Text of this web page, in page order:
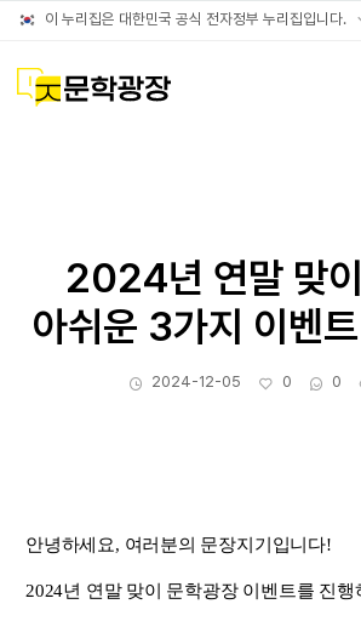
이 누리집은 대한민국 공식 전자정부 누리집입니다.
문학광장
(대표)
2024년 연말 맞
아쉬운 3가지 이벤
작성일
2024-12-05 좋아요
0 댓글
0
안녕하세요, 여러분의 문장지기입니다!
2024년 연말 맞이 문학광장 이벤트를 진